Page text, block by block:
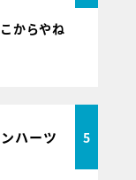
からやね
ハーツ 5